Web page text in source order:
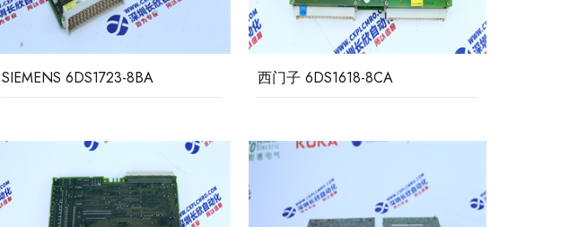
SIEMENS 6DS1723-8BA 西门子 6DS1618-8CA